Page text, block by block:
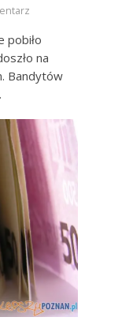
pobiło
na
Bandytów